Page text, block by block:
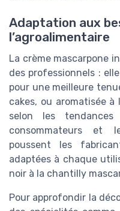
Adaptation aux
l’agroalimentaire
La crème mascarpone
des professionnels :
pour une meilleure
cakes, ou aromatisée
selon les
consommateurs et
poussent les
adaptées à chaque
noir à la chantilly
Pour approfondir la